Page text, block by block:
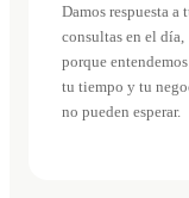
Damos respuesta a
consultas en el día,
porque
tu tiempo y tu
no pueden esperar.